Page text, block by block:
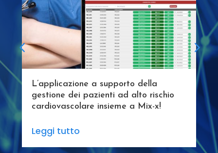
L’applicazione a supporto della
gestione dei pazienti ad alto rischio
cardiovascolare insieme a Mix-x!
Leggi tutto